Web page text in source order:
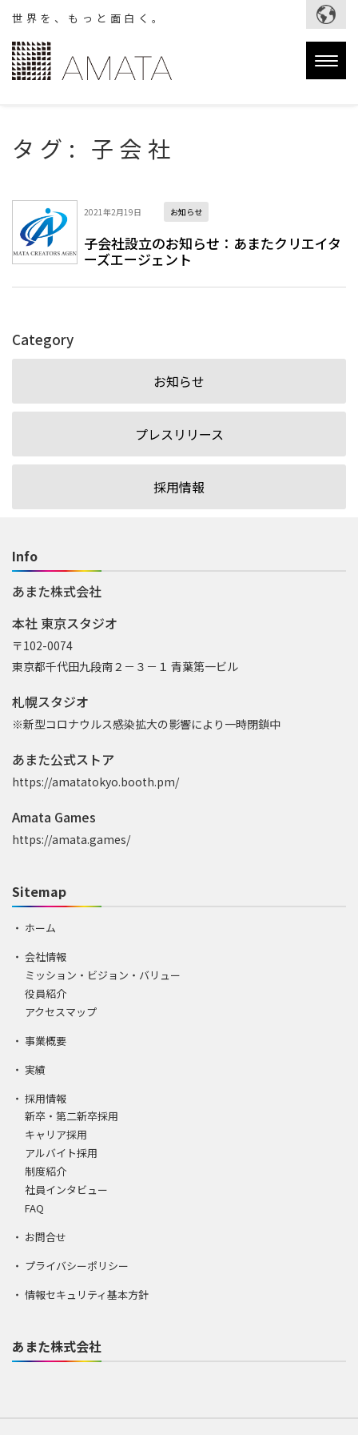
世界を、もっと面白く。
タグ: 子会社
2021年2月19日 お知らせ
子会社設立のお知らせ：あまたクリエイタ
ーズエージェント
Category
お知らせ
プレスリリース
採用情報
Info
あまた株式会社
本社 東京スタジオ
〒102-0074
東京都千代田九段南２－３－１ 青葉第一ビル
札幌スタジオ
※新型コロナウルス感染拡大の影響により一時閉鎖中
あまた公式ストア
https://amatatokyo.booth.pm/
Amata Games
https://amata.games/
Sitemap
ホーム
会社情報
ミッション・ビジョン・バリュー
役員紹介
アクセスマップ
事業概要
実績
採用情報
新卒・第二新卒採用
キャリア採用
アルバイト採用
制度紹介
社員インタビュー
FAQ
お問合せ
プライバシーポリシー
情報セキュリティ基本方針
あまた株式会社